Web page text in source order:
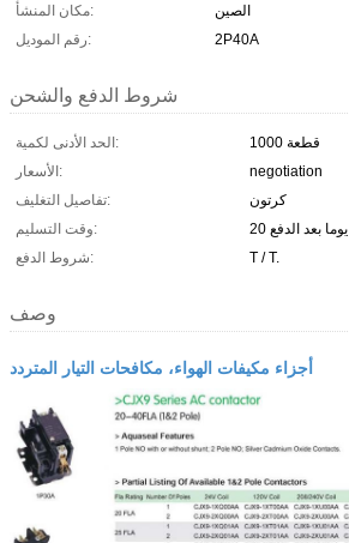
مكان المنشأ:
الصين
رقم الموديل:
2P40A
شروط الدفع والشحن
الحد الأدنى لكمية:
1000 قطعة
الأسعار:
negotiation
تفاصيل التغليف:
كرتون
وقت التسليم:
20 يوما بعد الدفع
شروط الدفع:
T / T.
وصف
أجزاء مكيفات الهواء، مكافحات التيار المتردد